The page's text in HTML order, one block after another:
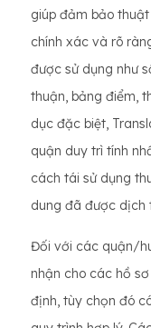
giúp đảm bảo
chính xác và rõ
được sử dụng như
thuận, bảng điểm,
dục đặc biệt,
quận duy trì tính
cách tái sử dụng
dung đã được dịch
Đối với các quận/
nhận cho các hồ
định, tùy chọn đó